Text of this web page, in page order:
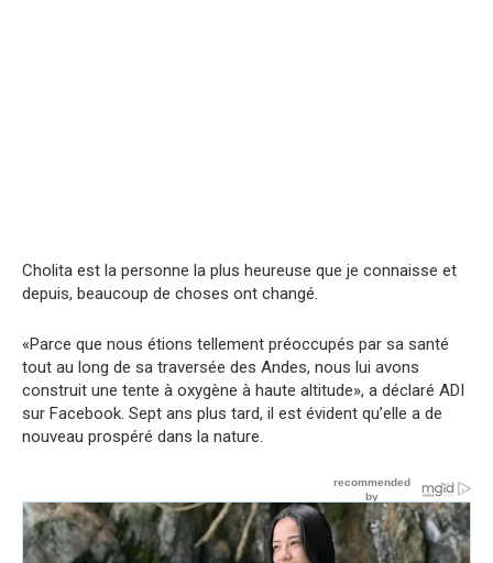
Cholita est la personne la plus heureuse que je connaisse et
depuis, beaucoup de choses ont changé.
«Parce que nous étions tellement préoccupés par sa santé
tout au long de sa traversée des Andes, nous lui avons
construit une tente à oxygène à haute altitude», a déclaré ADI
sur Facebook. Sept ans plus tard, il est évident qu’elle a de
nouveau prospéré dans la nature.